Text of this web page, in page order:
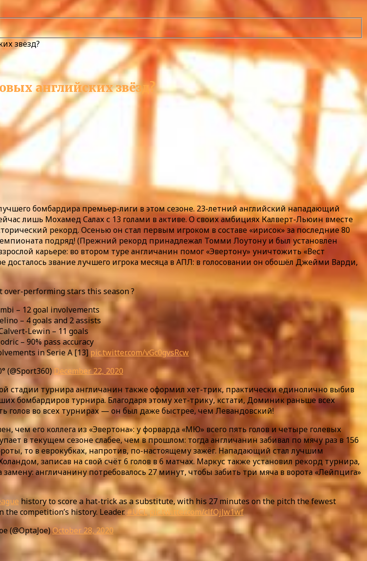
звёзд?
английских звёзд?
бомбардира премьер-лиги в этом сезоне. 23-летний английский нападающий
лишь Мохамед Салах с 13 голами в активе. О своих амбициях Калверт-Льюин вместе
рекорд. Осенью он стал первым игроком в составе «ирисок» за последние 80
подряд! (Прежний рекорд принадлежал Томми Лоутону и был установлен
карьере: во втором туре англичанин помог «Эвертону» уничтожить «Вест
звание лучшего игрока месяца в АПЛ: в голосовании он обошёл Джейми Варди,
over-performing stars this season ?
– 12 goal involvements
– 4 goals and 2 assists
Lewin – 11 goals
– 90% pass accuracy
in Serie A [13] pic.twitter.com/vGc0gvsRcw
(@Sport360) December 22, 2020
стадии турнира англичанин также оформил хет-трик, практически единолично выбив
бомбардиров турнира. Благодаря этому хет-трику, кстати, Доминик раньше всех
голов во всех турнирах — он был даже быстрее, чем Левандовский!
его коллега из «Эвертона»: у форварда «МЮ» всего пять голов и четыре голевых
в текущем сезоне слабее, чем в прошлом: тогда англичанин забивал по мячу раз в 156
то в еврокубках, напротив, по-настоящему зажёг. Нападающий стал лучшим
записав на свой счёт 6 голов в 6 матчах. Маркус также установил рекорд турнира,
англичанину потребовалось 27 минут, чтобы забить три мяча в ворота «Лейпцига»
history to score a hat-trick as a substitute, with his 27 minutes on the pitch the fewest
competition’s history. Leader.#UCLpic.twitter.com/clfOjJw1wf
(@OptaJoe)October 28, 2020